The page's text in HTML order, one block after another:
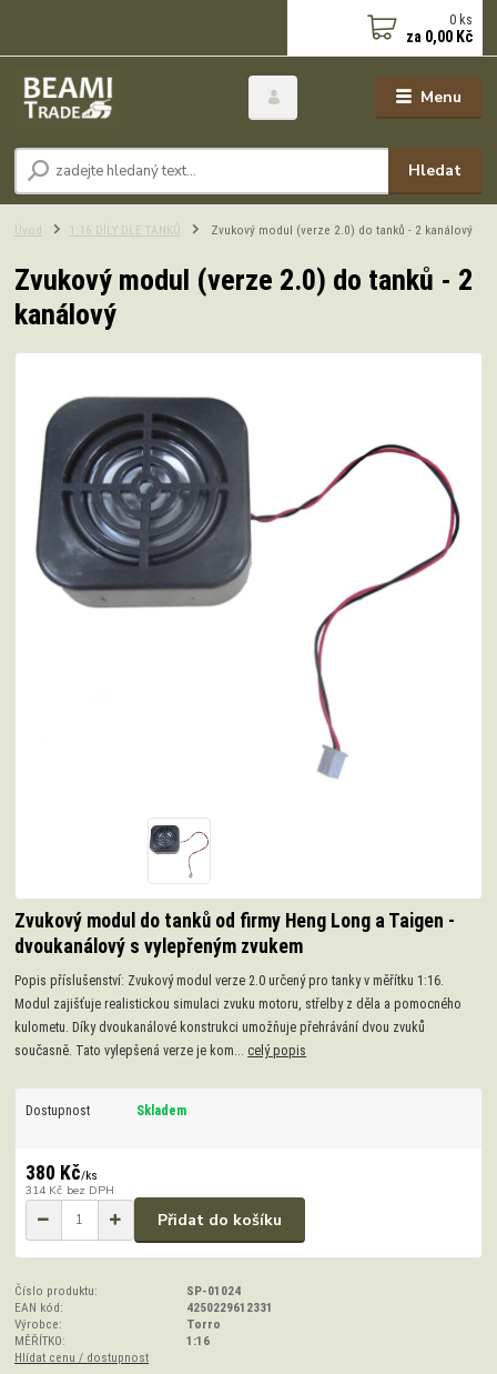
Menu
Hledat
0 ks
za 0,00 Kč
Úvod 1:16 DÍLY DLE TANKŮ Zvukový modul (verze 2.0) do tanků - 2 kanálový
Zvukový modul (verze 2.0) do tanků - 2
kanálový
Zvukový modul do tanků od firmy Heng Long a Taigen -
dvoukanálový s vylepřeným zvukem
Popis příslušenství: Zvukový modul verze 2.0 určený pro tanky v měřítku 1:16.
Modul zajišťuje realistickou simulaci zvuku motoru, střelby z děla a pomocného
kulometu. Díky dvoukanálové konstrukci umožňuje přehrávání dvou zvuků
současně. Tato vylepšená verze je kom... celý popis
Dostupnost Skladem
380 Kč/ks
314 Kč bez DPH
Přidat do košíku
Číslo produktu:
SP-01024
EAN kód:
4250229612331
Výrobce:
Torro
MĚŘÍTKO:
1:16
Hlídat cenu / dostupnost